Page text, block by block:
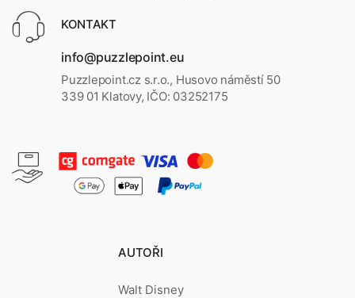
KONTAKT
info@puzzlepoint.eu
Puzzlepoint.cz s.r.o., Husovo náměstí 50
339 01 Klatovy, IČO: 03252175
AUTOŘI
Walt Disney